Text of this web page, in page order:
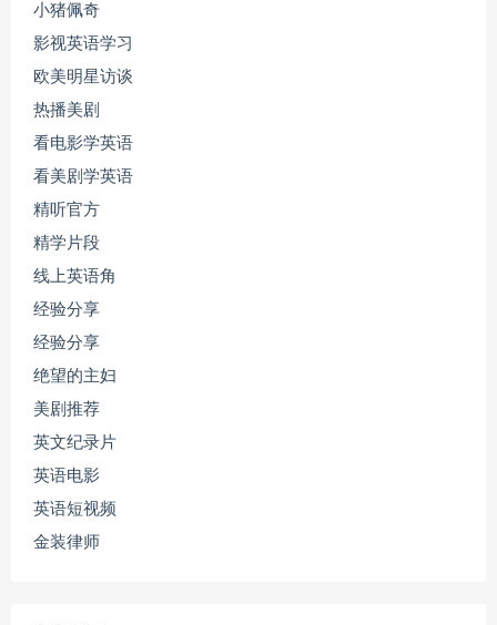
小猪佩奇
影视英语学习
欧美明星访谈
热播美剧
看电影学英语
看美剧学英语
精听官方
精学片段
线上英语角
经验分享
经验分享
绝望的主妇
美剧推荐
英文纪录片
英语电影
英语短视频
金装律师